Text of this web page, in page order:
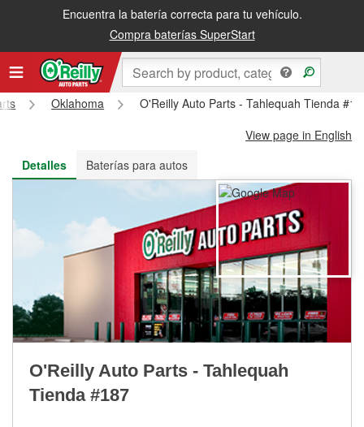
Encuentra la batería correcta para tu vehículo.
Compra baterías SuperStart
Recibe tu orden gratis al día siguiente o recógela en la tienda
Oklahoma
O'Reilly Auto Parts - Tahlequah Tienda
View page in English
Detalles
Baterías para autos
O'Reilly Auto Parts - Tahlequah
Tienda #187